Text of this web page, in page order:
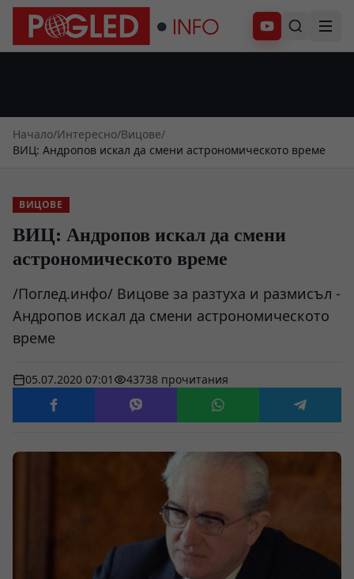
Абонирай се
Начало/Интересно/Вицове/
ВИЦ: Андропов искал да смени астрономическото време
ВИЦОВЕ
ВИЦ: Андропов искал да смени
астрономическото време
/Поглед.инфо/ Вицове за разтуха и размисъл -
Андропов искал да смени астрономическото
време
05.07.2020 07:01 43738 прочитания